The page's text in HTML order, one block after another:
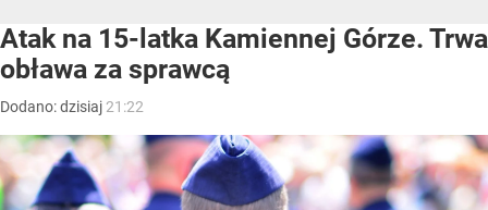
Atak na 15-latka Kamiennej Górze. Trwa
obława za sprawcą
Dodano:dzisiaj 21:22